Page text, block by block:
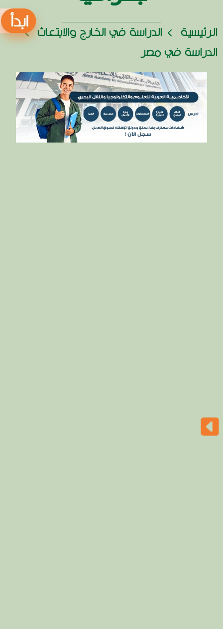
الرئيسية
الدراسة في الخارج والابتعاث
الدراسة في مصر